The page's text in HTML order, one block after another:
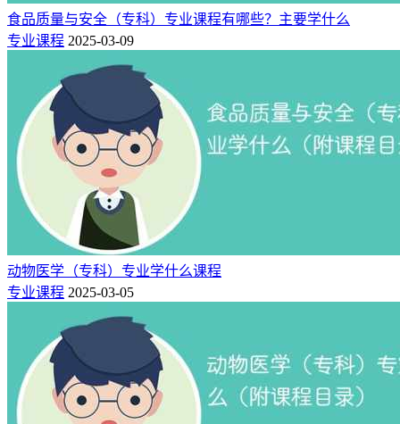
食品质量与安全（专科）专业课程有哪些？主要学什么
专业课程 2025-03-09
动物医学（专科）专业学什么课程
专业课程 2025-03-05